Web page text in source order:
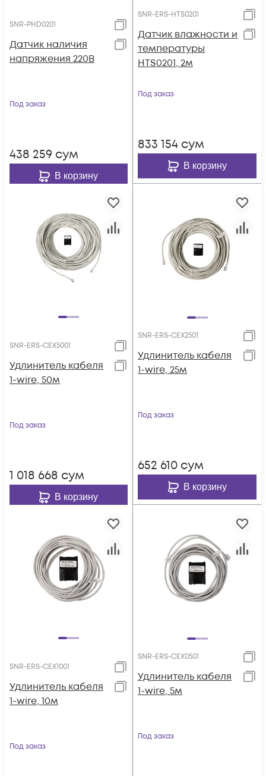
SNR-PHD0201
Датчик наличия
напряжения 220В
Под заказ
438 259 сум
В корзину
SNR-ERS-HTS0201
Датчик влажности и
температуры
HTS0201, 2м
Под заказ
833 154 сум
В корзину
SNR-ERS-CEX5001
Удлинитель кабеля
1-wire, 50м
Под заказ
1 018 668 сум
В корзину
SNR-ERS-CEX2501
Удлинитель кабеля
1-wire, 25м
Под заказ
652 610 сум
В корзину
SNR-ERS-CEX1001
Удлинитель кабеля
1-wire, 10м
Под заказ
SNR-ERS-CEX0501
Удлинитель кабеля
1-wire, 5м
Под заказ